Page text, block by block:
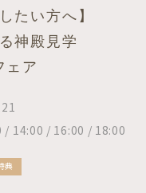
たい方へ】
神殿見学
ェア
/ 14:00 / 16:00 / 18:00
典